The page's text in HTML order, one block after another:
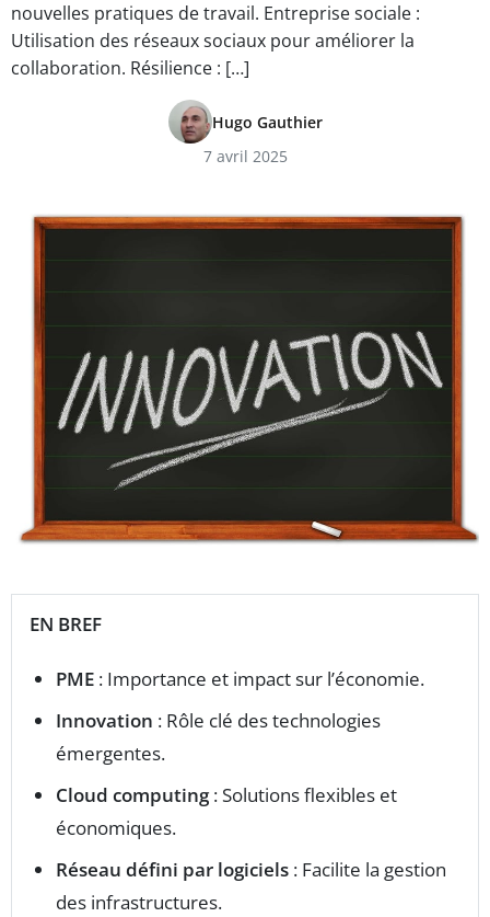
nouvelles pratiques de travail. Entreprise sociale :
Utilisation des réseaux sociaux pour améliorer la
collaboration. Résilience : […]
Hugo Gauthier
7 avril 2025
EN BREF
PME : Importance et impact sur l’économie.
Innovation : Rôle clé des technologies
émergentes.
Cloud computing: Solutions flexibles et
économiques.
Réseau défini par logiciels : Facilite la gestion
des infrastructures.